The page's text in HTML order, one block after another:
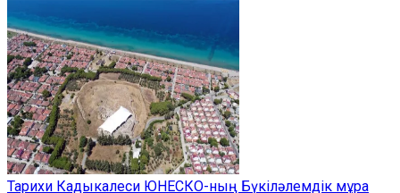
Тарихи Кадыкалеси ЮНЕСКО-ның Бүкіләлемдік мұра